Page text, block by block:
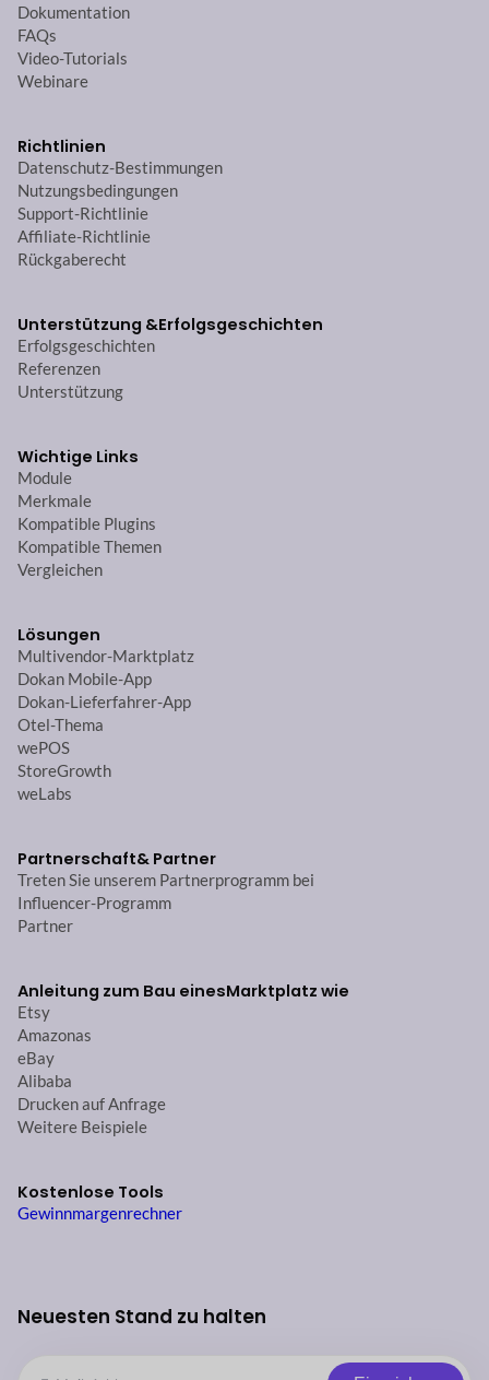
Dokumentation
FAQs
Video-Tutorials
Webinare
Richtlinien
Datenschutz-Bestimmungen
Nutzungsbedingungen
Support-Richtlinie
Affiliate-Richtlinie
Rückgaberecht
Unterstützung &Erfolgsgeschichten
Erfolgsgeschichten
Referenzen
Unterstützung
Wichtige Links
Module
Merkmale
Kompatible Plugins
Kompatible Themen
Vergleichen
Lösungen
Multivendor-Marktplatz
Dokan Mobile-App
Dokan-Lieferfahrer-App
Otel-Thema
wePOS
StoreGrowth
weLabs
Partnerschaft& Partner
Treten Sie unserem Partnerprogramm bei
Influencer-Programm
Partner
Anleitung zum Bau einesMarktplatz wie
Etsy
Amazonas
eBay
Alibaba
Drucken auf Anfrage
Weitere Beispiele
Kostenlose Tools
Gewinnmargenrechner
Neuesten Stand zu halten